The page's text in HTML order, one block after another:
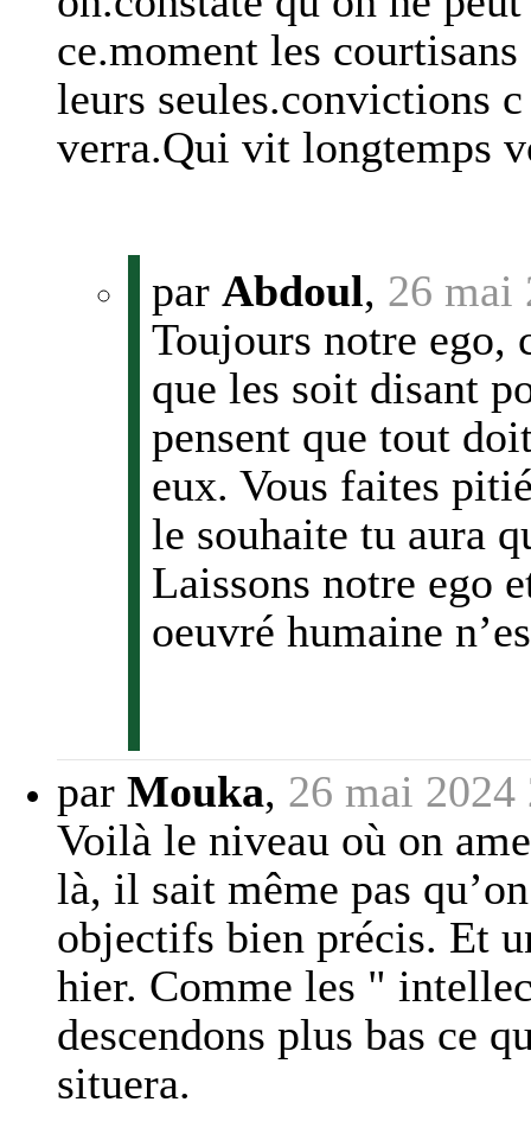
ce.moment les
leurs seules.convictions
verra.Qui vit longtemps
par Abdoul, 26 mai
Toujours notre ego,
que les soit disant
pensent que tout
eux. Vous faites
le souhaite tu aura
Laissons notre ego
oeuvré humaine
par Mouka, 26 mai 2024
Voilà le niveau où on
là, il sait même pas
objectifs bien précis. Et
hier. Comme les "
descendons plus bas ce
situera.